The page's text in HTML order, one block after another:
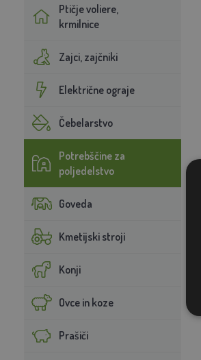
Ptičje voliere,
krmilnice
Zajci, zajčniki
Električne ograje
Čebelarstvo
Potrebščine za
poljedelstvo
Goveda
Kmetijski stroji
Konji
Ovce in koze
Prašiči